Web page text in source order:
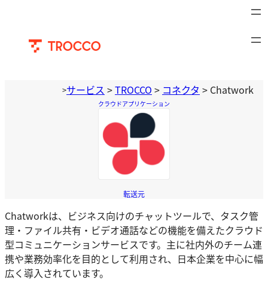
>サービス >TROCCO > コネクタ > Chatwork
クラウドアプリケーション
Chatwork
転送元
Chatworkは、ビジネス向けのチャットツールで、タスク管
理・ファイル共有・ビデオ通話などの機能を備えたクラウド
型コミュニケーションサービスです。主に社内外のチーム連
携や業務効率化を目的として利用され、日本企業を中心に幅
広く導入されています。